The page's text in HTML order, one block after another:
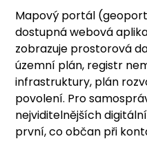
Mapový portál
dostupná webová
zobrazuje prostorová
územní plán, registr
infrastruktury, plán
povolení. Pro
nejviditelnějších
první, co občan při